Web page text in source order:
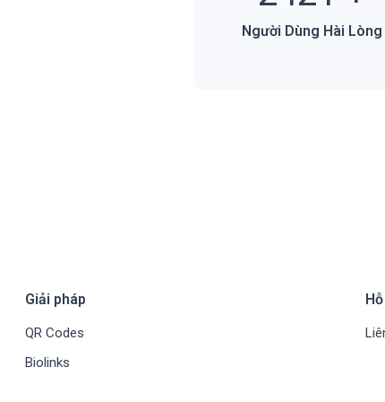
Người Dùng Hài Lòng
Giải pháp
QR Codes
Biolinks